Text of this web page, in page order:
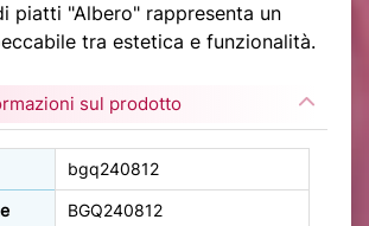
piatti "Albero" rappresenta un
tra estetica e funzionalità.
sul prodotto
bgq240812
BGQ240812